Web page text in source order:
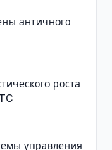
античного
роста
управления